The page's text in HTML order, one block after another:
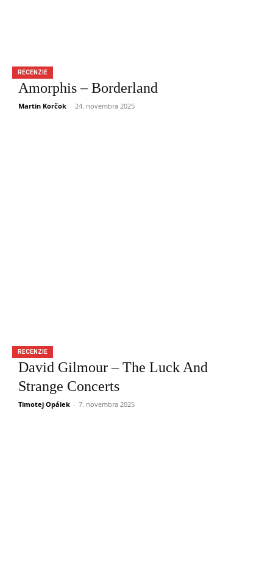
RECENZIE
Amorphis – Borderland
Martin Korčok - 24. novembra 2025
RECENZIE
David Gilmour – The Luck And
Strange Concerts
Timotej Opálek - 7. novembra 2025